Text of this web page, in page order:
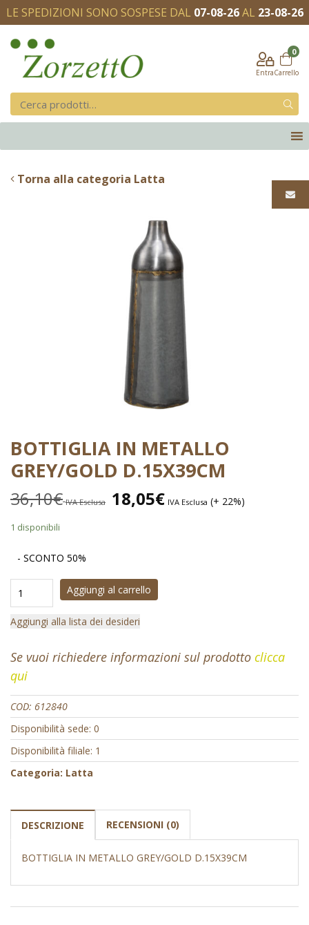
LE SPEDIZIONI SONO SOSPESE DAL 07-08-26AL 23-08-26
Entra
0
Carrello
Torna alla categoria Latta
BOTTIGLIA IN METALLO
GREY/GOLD D.15X39CM
36,10€ IVA Esclusa 18,05€ IVA Esclusa (+ 22%)
1 disponibili
- SCONTO 50%
Aggiungi al carrello
Aggiungi alla lista dei desideri
Se vuoi richiedere informazioni sul prodotto clicca
qui
COD: 612840
Disponibilità sede: 0
Disponibilità filiale: 1
Categoria: Latta
DESCRIZIONE RECENSIONI (0)
BOTTIGLIA IN METALLO GREY/GOLD D.15X39CM